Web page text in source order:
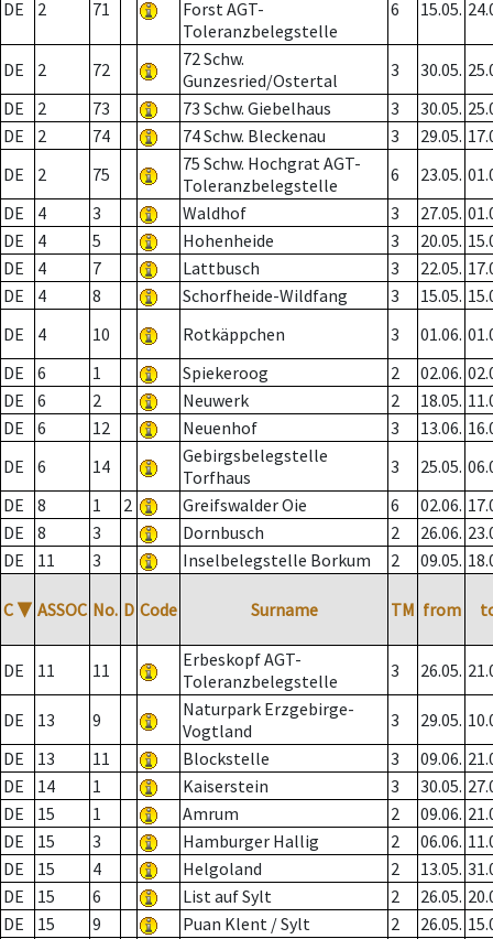
DE 2 71
Forst AGT-
Toleranzbelegstelle
6 15.05.
DE 2 72
72 Schw.
Gunzesried/Ostertal
3 30.05.
DE
2 73 73 Schw. Giebelhaus 3 30.05.
DE
2 74 74 Schw. Bleckenau 3 29.05.
DE
2 75
75 Schw. Hochgrat AGT-
Toleranzbelegstelle
6 23.05.
DE
4 3 Waldhof 3 27.05.
DE
4 5 Hohenheide 3 20.05.
DE
4 7 Lattbusch 3 22.05.
DE
4 8 Schorfheide-Wildfang 3 15.05.
DE
4 10 Rotkäppchen 3 01.06.
DE
6 1 Spiekeroog 2 02.06.
DE
6 2 Neuwerk 2 18.05.
DE
6 12 Neuenhof 3 13.06.
DE
6 14
Gebirgsbelegstelle
Torfhaus
3 25.05.
DE
8 1 2 Greifswalder Oie 6 02.06.
DE
8 3 Dornbusch 2 26.06.
DE
11 3 Inselbelegstelle Borkum 2 09.05.
C ▼ ASSOC No. D Code Surname TM from
DE 11 11
Erbeskopf AGT-
Toleranzbelegstelle
3 26.05.
DE 13 9
Naturpark Erzgebirge-
Vogtland
3 29.05.
DE
13 11 Blockstelle 3 09.06.
DE
14 1 Kaiserstein 3 30.05.
DE
15 1 Amrum 2 09.06.
DE
15 3 Hamburger Hallig 2 06.06.
DE
15 4 Helgoland 2 13.05.
DE
15 6 List auf Sylt 2 26.05.
DE
15 9 Puan Klent / Sylt 2 26.05.